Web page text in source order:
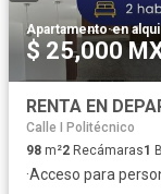
Apartamento·en
$ 25,000
RENTA EN
Calle I Politécnico
98 m²2 Recámaras1
·Acceso para